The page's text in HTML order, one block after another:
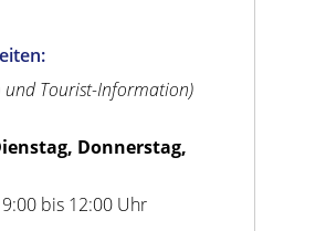
und Tourist-Information)
Donnerstag,
bis 12:00 Uhr